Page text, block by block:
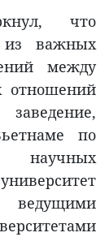
что
из важных
между
отношений
по
научных